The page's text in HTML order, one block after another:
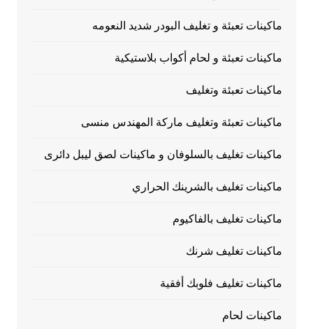
ماكينات تعبئة و تغليف البودر شديد النعومه
ماكينات تعبئة و لحام أكواب بلاستيكية
ماكينات تعبئة وتغليف
ماكينات تعبئة وتغليف ماركة المهندس منسى
ماكينات تغليف بالسلوفان و ماكينات لصق ليبل دائرى
ماكينات تغليف بالشرينك الحراري
ماكينات تغليف بالفاكيوم
ماكينات تغليف شرنك
ماكينات تغليف فلوبك أفقية
ماكينات لحام